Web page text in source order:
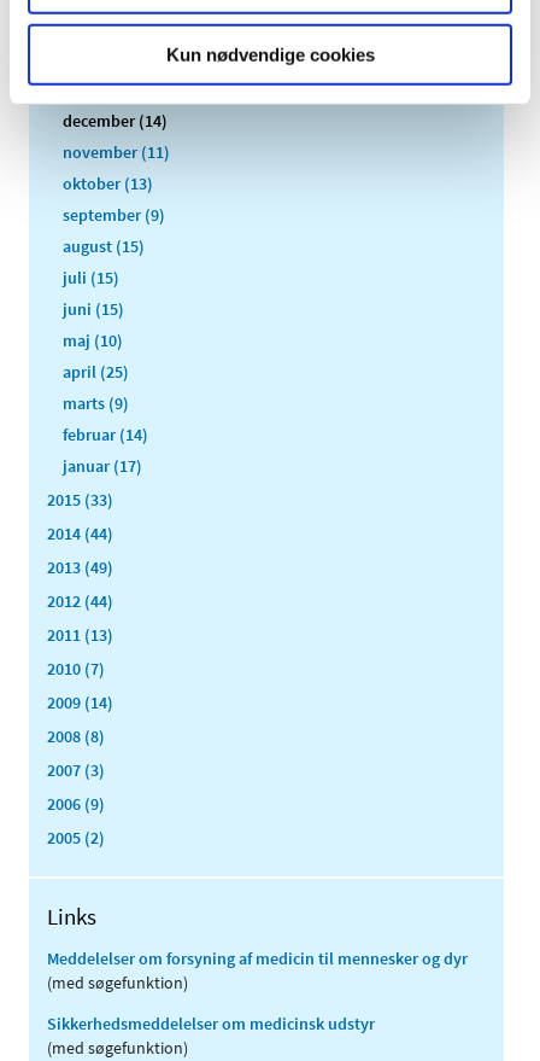
Kun nødvendige cookies
2018 (150)
2016 (167)
december (14)
november (11)
oktober (13)
september (9)
august (15)
juli (15)
juni (15)
maj (10)
april (25)
marts (9)
februar (14)
januar (17)
2015 (33)
2014 (44)
2013 (49)
2012 (44)
2011 (13)
2010 (7)
2009 (14)
2008 (8)
2007 (3)
2006 (9)
2005 (2)
Links
Meddelelser om forsyning af medicin til mennesker og dyr
(med søgefunktion)
Sikkerhedsmeddelelser om medicinsk udstyr
(med søgefunktion)